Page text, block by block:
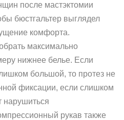
после мастэктомии
бюстгальтер выглядел
комфорта.
максимально
нижнее белье. Если
большой, то протез не
фиксации, если слишком
нарушиться
рукав также